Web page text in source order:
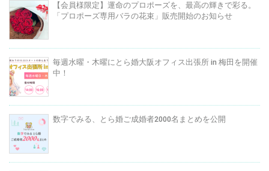
【会員様限定】運命のプロポーズを、最高の輝きで彩る。
「プロポーズ専用バラの花束」販売開始のお知らせ
毎週水曜・木曜にとら婚大阪オフィス出張所 in 梅田を開催
中！
数字でみる、とら婚ご成婚者2000名まとめを公開